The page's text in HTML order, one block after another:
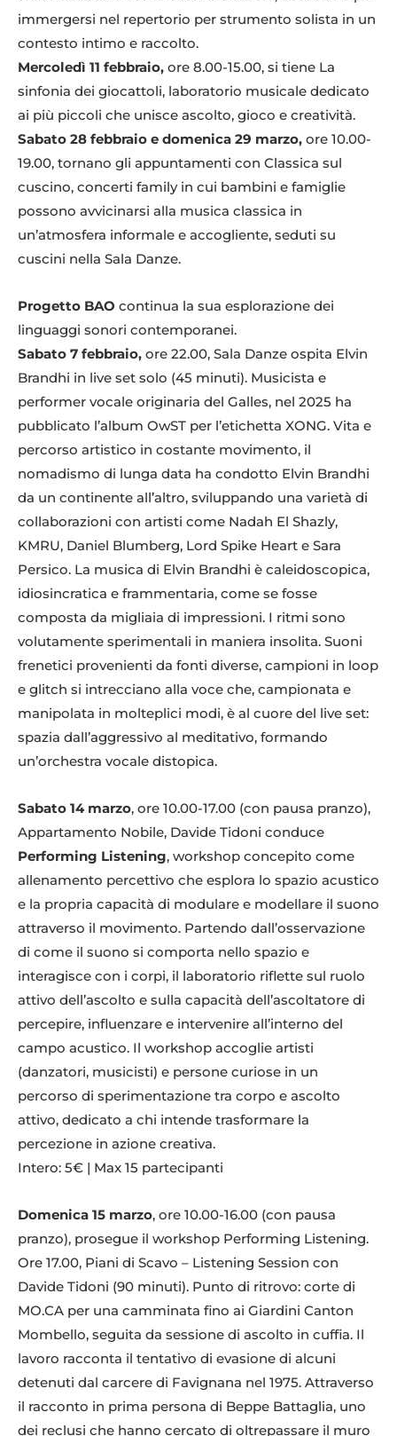
immergersi nel repertorio per strumento solista in un
contesto intimo e raccolto.
Mercoledì 11 febbraio, ore 8.00-15.00, si tiene La
sinfonia dei giocattoli, laboratorio musicale dedicato
ai più piccoli che unisce ascolto, gioco e creatività.
Sabato 28 febbraio e domenica 29 marzo, ore 10.00-
19.00, tornano gli appuntamenti con Classica sul
cuscino, concerti family in cui bambini e famiglie
possono avvicinarsi alla musica classica in
un’atmosfera informale e accogliente, seduti su
cuscini nella Sala Danze.
Progetto BAO continua la sua esplorazione dei
linguaggi sonori contemporanei.
Sabato 7 febbraio, ore 22.00, Sala Danze ospita Elvin
Brandhi in live set solo (45 minuti). Musicista e
performer vocale originaria del Galles, nel 2025 ha
pubblicato l’album OwST per l’etichetta XONG. Vita e
percorso artistico in costante movimento, il
nomadismo di lunga data ha condotto Elvin Brandhi
da un continente all’altro, sviluppando una varietà di
collaborazioni con artisti come Nadah El Shazly,
KMRU, Daniel Blumberg, Lord Spike Heart e Sara
Persico. La musica di Elvin Brandhi è caleidoscopica,
idiosincratica e frammentaria, come se fosse
composta da migliaia di impressioni. I ritmi sono
volutamente sperimentali in maniera insolita. Suoni
frenetici provenienti da fonti diverse, campioni in loop
e glitch si intrecciano alla voce che, campionata e
manipolata in molteplici modi, è al cuore del live set:
spazia dall’aggressivo al meditativo, formando
un’orchestra vocale distopica.
Sabato 14 marzo, ore 10.00-17.00 (con pausa pranzo),
Appartamento Nobile, Davide Tidoni conduce
Performing Listening, workshop concepito come
allenamento percettivo che esplora lo spazio acustico
e la propria capacità di modulare e modellare il suono
attraverso il movimento. Partendo dall’osservazione
di come il suono si comporta nello spazio e
interagisce con i corpi, il laboratorio riflette sul ruolo
attivo dell’ascolto e sulla capacità dell’ascoltatore di
percepire, influenzare e intervenire all’interno del
campo acustico. Il workshop accoglie artisti
(danzatori, musicisti) e persone curiose in un
percorso di sperimentazione tra corpo e ascolto
attivo, dedicato a chi intende trasformare la
percezione in azione creativa.
Intero: 5€ | Max 15 partecipanti
Domenica 15 marzo, ore 10.00-16.00 (con pausa
pranzo), prosegue il workshop Performing Listening.
Ore 17.00, Piani di Scavo – Listening Session con
Davide Tidoni (90 minuti). Punto di ritrovo: corte di
MO.CA per una camminata fino ai Giardini Canton
Mombello, seguita da sessione di ascolto in cuffia. Il
lavoro racconta il tentativo di evasione di alcuni
detenuti dal carcere di Favignana nel 1975. Attraverso
il racconto in prima persona di Beppe Battaglia, uno
dei reclusi che hanno cercato di oltrepassare il muro